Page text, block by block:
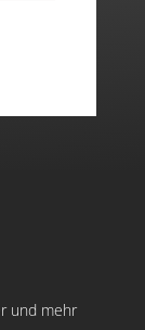
und mehr